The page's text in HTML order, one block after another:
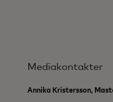
Mediakontakter
Annika Kristersson,